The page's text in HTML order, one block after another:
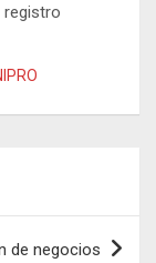
registro
de negocios